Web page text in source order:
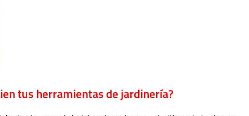
tus herramientas de jardinería?